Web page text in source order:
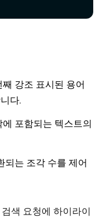
째 강조 표시된 용어
다.
에 포함되는 텍스트의
되는 조각 수를 제어
색 요청에 하이라이